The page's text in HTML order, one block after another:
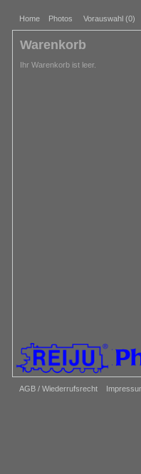
Home Photos Vorauswahl (0)
AGB / Wiederrufsrecht
Warenkorb
Ihr Warenkorb ist leer.